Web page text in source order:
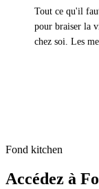
Tout ce qu'il
pour braiser la
chez soi. Les
coréen -- avec
de dépannage.
Fond kitchen
Accédez à